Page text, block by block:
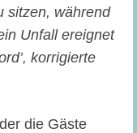
sitzen, während
Unfall ereignet
korrigierte
die Gäste